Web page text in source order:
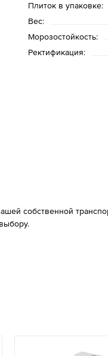
Плиток в упаковке:
Вес:
Морозостойкость:
Ректификация:
собственной